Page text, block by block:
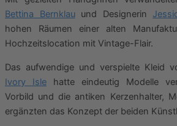
Bettina Bernklauund Designerin
hohen Räumen einer alten
Hochzeitslocation mit Vintage-Flair.
Das aufwendige und verspielte Kleid
Ivory Isle hatte eindeutig Modelle
Vorbild und die antiken Kerzenhalter,
ergänzten das Konzept der beiden